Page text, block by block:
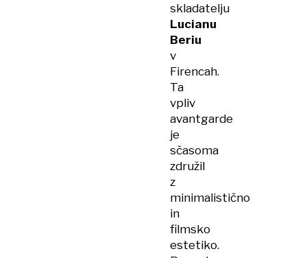
skladatelju
Lucianu
Beriu
v
Firencah.
Ta
vpliv
avantgarde
je
sčasoma
združil
z
minimalistično
in
filmsko
estetiko.